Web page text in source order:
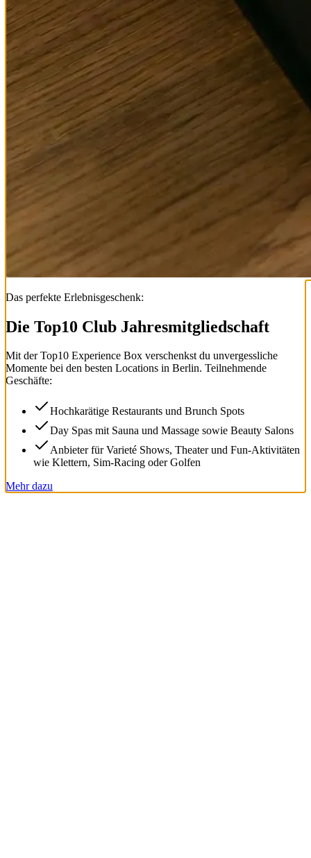
Das perfekte Erlebnisgeschenk:
Die Top10 Club Jahresmitgliedschaft
Mit derTop10 Experience Box verschenkst du unvergessliche
Momente bei den besten Locations in Berlin. Teilnehmende
Geschäfte:
Hochkarätige Restaurants und Brunch Spots
Day Spas mit Sauna und Massage sowie Beauty Salons
Anbieter für Varieté Shows, Theater und Fun-Aktivitäten
wie Klettern, Sim-Racing oder Golfen
Mehr dazu